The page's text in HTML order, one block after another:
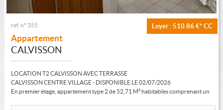
Loyer : 510.86 €* CC
ref. n° 355
Appartement
CALVISSON
LOCATION T2 CALVISSON AVEC TERRASSE
CALVISSON CENTRE VILLAGE - DISPONIBLE LE 02/07/2026
En premier étage, appartement type 2 de 52,71 M² habitables comprenant un